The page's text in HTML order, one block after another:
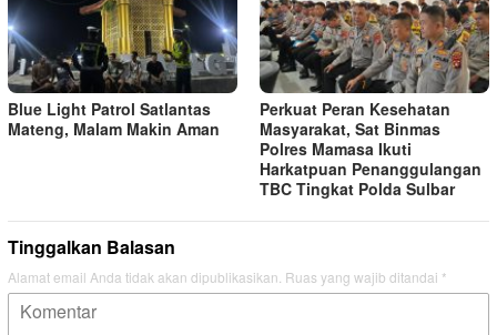
Blue Light Patrol Satlantas
Mateng, Malam Makin Aman
Perkuat Peran Kesehatan
Masyarakat, Sat Binmas
Polres Mamasa Ikuti
Harkatpuan Penanggulangan
TBC Tingkat Polda Sulbar
Tinggalkan Balasan
Alamat email Anda tidak akan dipublikasikan. Ruas yang wajib ditandai *